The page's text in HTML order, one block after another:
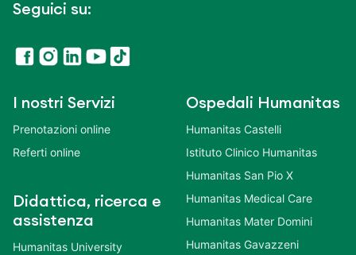
Seguici su:
I nostri Servizi
Prenotazioni online
Referti online
Didattica, ricerca e
assistenza
Humanitas University
Ospedali Humanitas
Humanitas Castelli
Istituto Clinico Humanitas
Humanitas San Pio X
Humanitas Medical Care
Humanitas Mater Domini
Humanitas Gavazzeni